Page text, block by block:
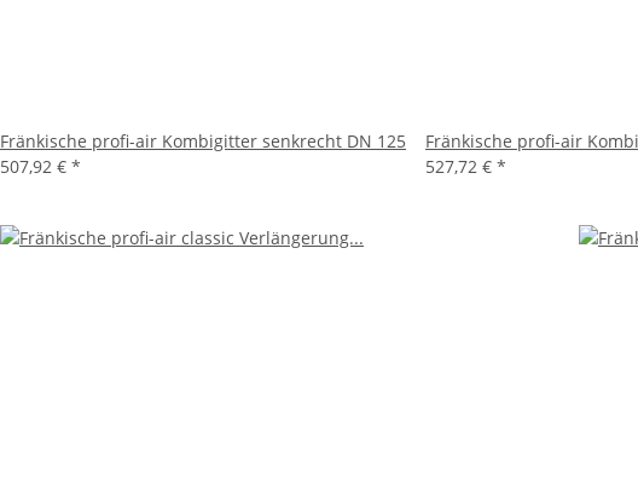
Fränkische profi-air Kombigitter senkrecht DN 125
507,92 € *
Fränkische profi-air
527,72 € *